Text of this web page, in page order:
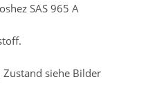
SAS 965 A
siehe Bilder